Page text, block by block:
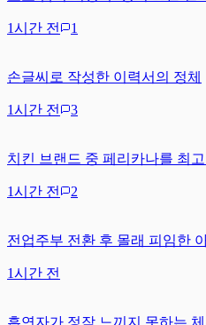
1시간 전 1
손글씨로 작성한 이력서의 정체
1시간 전 3
치킨 브랜드 중 페리카나를 최
1시간 전 2
전업주부 전환 후 몰래 피임한
1시간 전
흡연자가 정작 느끼지 못하는 체